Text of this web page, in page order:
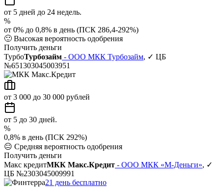
от 5 дней до 24 недель.
%
от 0% до 0,8% в день (ПСК 286,4-292%)
🙂 Высокая вероятность одобрения
Получить деньги
ТурбоТурбозайм - ООО МКК Турбозайм, ✓ ЦБ
№651303045003951
от 3 000 до 30 000 рублей
от 5 до 30 дней.
%
0,8% в день (ПСК 292%)
😐 Средняя вероятность одобрения
Получить деньги
Макс кредитМКК Макс.Кредит - ООО МКК «М-Деньги», ✓
ЦБ №2303045009991
21 день бесплатно